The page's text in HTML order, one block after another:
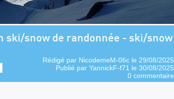
ski/snow de randonnée - ski/snow
Rédigé par NicodemeM-06c le 29/08/2025
Publié par YannickF-f71 le 30/08/2025
0 commentaire